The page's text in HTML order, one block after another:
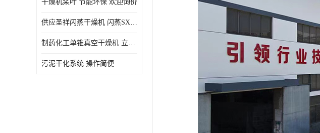
干燥机桨叶 节能环保 欢迎询价
供应圣祥闪蒸干燥机 闪蒸SXG-16型干燥机
制药化工单锥真空干燥机 立式锥形螺带搅拌式真空烘干机
污泥干化系统 操作简便